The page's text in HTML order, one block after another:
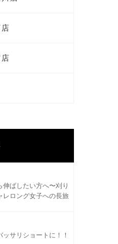
伸ばしたい方へ〜刈り
レロング女子への長旅
サリショートに！！